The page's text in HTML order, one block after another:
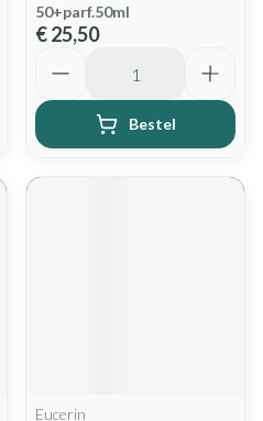
50+parf.50ml
€ 25,50
Bestel
Eucerin